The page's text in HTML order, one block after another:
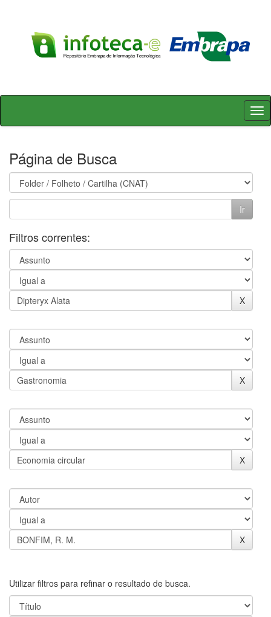
Skip
Página de Busca
Filtros correntes:
Utilizar filtros para refinar o resultado de busca.